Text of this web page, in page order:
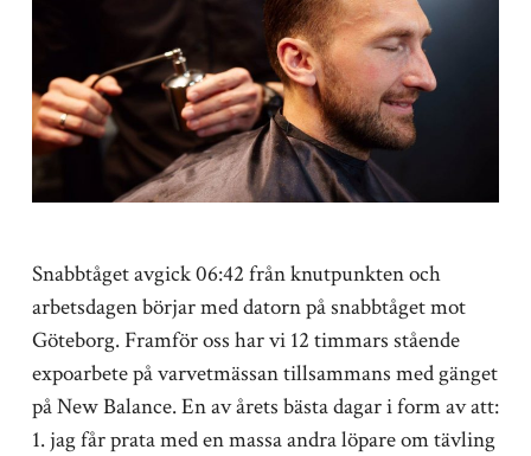
Snabbtåget avgick 06:42 från knutpunkten och
arbetsdagen börjar med datorn på snabbtåget mot
Göteborg. Framför oss har vi 12 timmars stående
expoarbete på varvetmässan tillsammans med gänget
på New Balance. En av årets bästa dagar i form av att:
1. jag får prata med en massa andra löpare om tävling